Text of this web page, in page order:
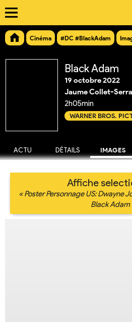
Cinéma #DC #BlackAdam
Black Adam
19 octobre 2022
Jaume Collet-Serra
2h05min
WARNER BROS.
ACTU DÉTAILS IMAGES
Affiche
« Poster Personnage US: Dwayne
Black Adam